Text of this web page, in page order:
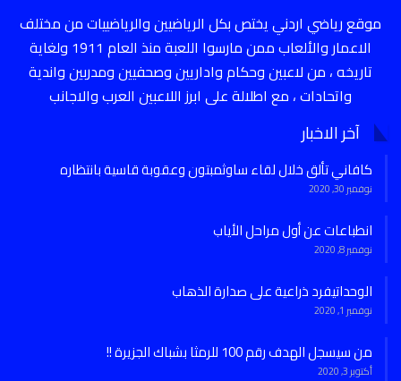
موقع رياضي اردني يختص بكل الرياضيين والرياضييات من مختلف
الاعمار والألعاب ممن مارسوا اللعبة منذ العام 1911 ولغاية
تاريخه ، من لاعبين وحكام واداريين وصحفيين ومدربين واندية
واتحادات ، مع اطلالة على ابرز اللاعبين العرب والاجانب
آخر الاخبار
كافاني تألق خلال لقاء ساوثمبتون وعقوبة قاسية بانتظاره
نوفمبر 30, 2020
انطباعات عن أول مراحل الأياب
نوفمبر 8, 2020
الوحداتيفرد ذراعية على صدارة الذهاب
نوفمبر 1, 2020
من سيسجل الهدف رقم 100 للرمثا بشباك الجزيرة !!
أكتوبر 3, 2020